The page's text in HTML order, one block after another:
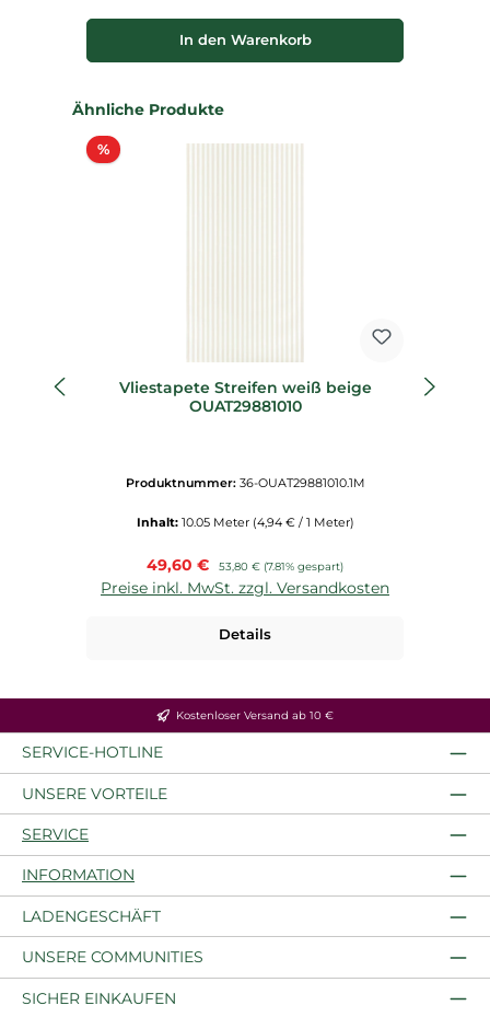
In den Warenkorb
Produktgalerie überspringen
Ähnliche Produkte
%Rabatt
Vliestapete Streifen weiß beige
OUAT29881010
Produktnummer: 36-OUAT29881010.1M
Inhalt: 10.05 Meter (4,94 € / 1 Meter)
Verkaufspreis:
49,60 € Regulärer Preis:
53,80 € (7.81% gespart)
Preise inkl. MwSt. zzgl. Versandkosten
Details
Kostenloser Versand ab 10 €
SERVICE-HOTLINE
UNSERE VORTEILE
SERVICE
INFORMATION
LADENGESCHÄFT
UNSERE COMMUNITIES
SICHER EINKAUFEN